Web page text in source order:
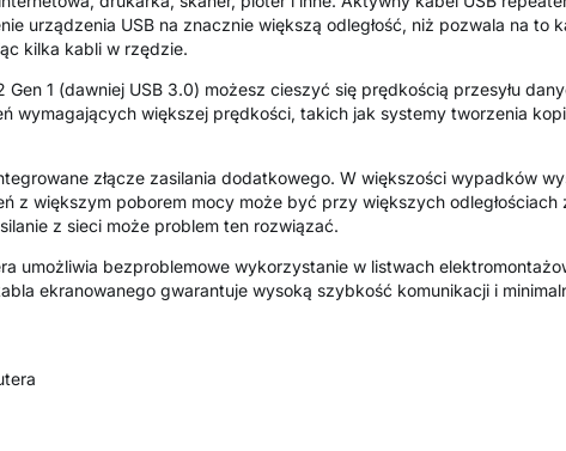
urządzenia USB na znacznie większą odległość, niż pozwala na to
kilka kabli w rzędzie.
Gen 1 (dawniej USB 3.0) możesz cieszyć się prędkością przesyłu
wymagających większej prędkości, takich jak systemy tworzenia
złącze zasilania dodatkowego. W większości wypadków
z większym poborem mocy może być przy większych odległościach
z sieci może problem ten rozwiązać.
umożliwia bezproblemowe wykorzystanie w listwach
ekranowanego gwarantuje wysoką szybkość komunikacji i